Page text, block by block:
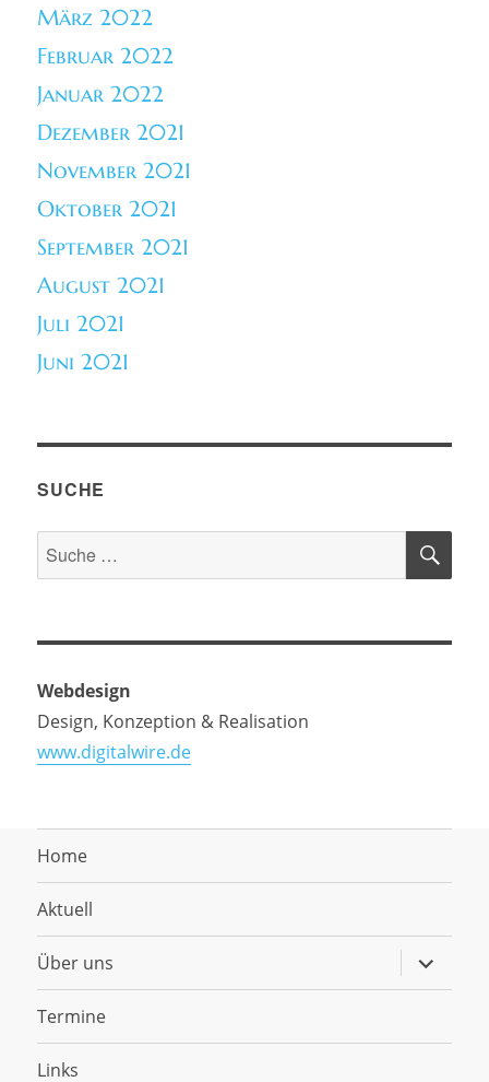
März 2022
Februar 2022
Januar 2022
Dezember 2021
November 2021
Oktober 2021
September 2021
August 2021
Juli 2021
Juni 2021
SUCHE
Suche
nach:
Webdesign
Design, Konzeption & Realisation
www.digitalwire.de
Home
Aktuell
Über uns anzeigen
Termine
Links